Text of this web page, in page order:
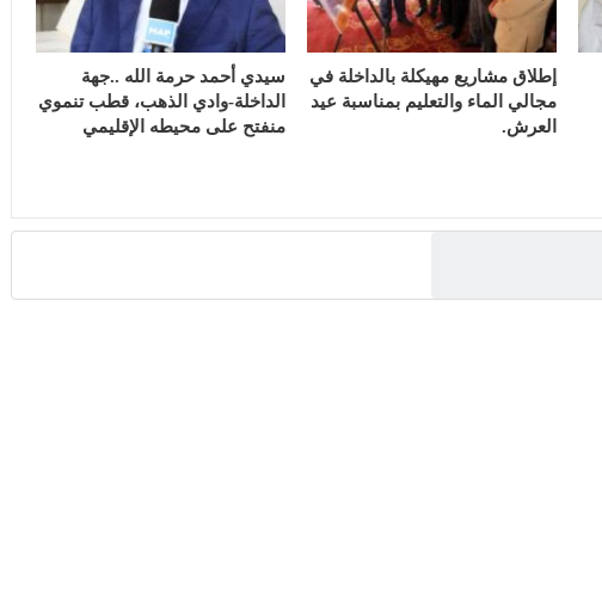
إطلاق مشاريع مهيكلة بالداخلة في
مجالي الماء والتعليم بمناسبة عيد
العرش.
سيدي أحمد حرمة الله ..جهة
الداخلة-وادي الذهب، قطب تنموي
منفتح على محيطه الإقليمي